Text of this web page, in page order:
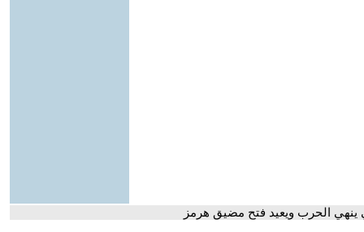
ينهي الحرب ويعيد فتح مضيق هرمز